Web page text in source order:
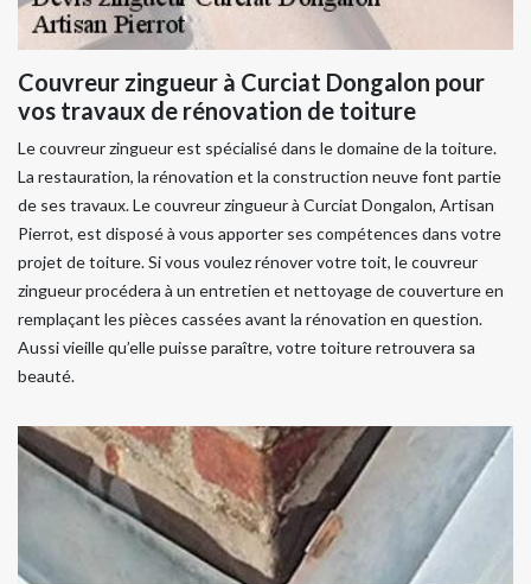
Couvreur zingueur à Curciat Dongalon pour
vos travaux de rénovation de toiture
Le couvreur zingueur est spécialisé dans le domaine de la toiture.
La restauration, la rénovation et la construction neuve font partie
de ses travaux. Le couvreur zingueur à Curciat Dongalon, Artisan
Pierrot, est disposé à vous apporter ses compétences dans votre
projet de toiture. Si vous voulez rénover votre toit, le couvreur
zingueur procédera à un entretien et nettoyage de couverture en
remplaçant les pièces cassées avant la rénovation en question.
Aussi vieille qu’elle puisse paraître, votre toiture retrouvera sa
beauté.